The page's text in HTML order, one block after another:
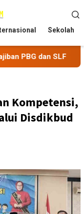
Sekolah
BEM
Kompetensi,
Disdikbud